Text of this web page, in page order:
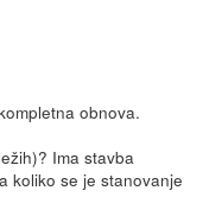
obnova.
Ima stavba
koliko se je stanovanje